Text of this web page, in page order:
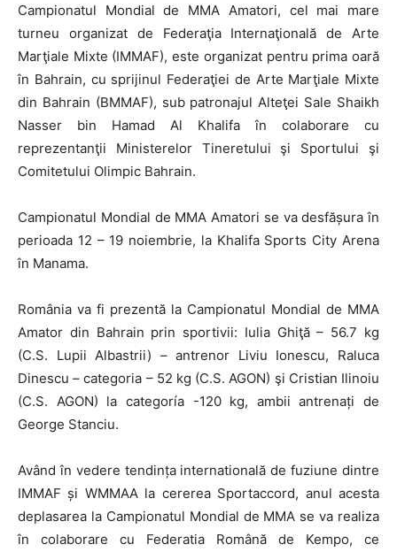
Campionatul Mondial de MMA Amatori, cel mai mare
turneu organizat de Federaţia Internaţională de Arte
Marţiale Mixte (IMMAF), este organizat pentru prima oară
în Bahrain, cu sprijinul Federaţiei de Arte Marţiale Mixte
din Bahrain (BMMAF), sub patronajul Alteţei Sale Shaikh
Nasser bin Hamad Al Khalifa în colaborare cu
reprezentanţii Ministerelor Tineretului şi Sportului şi
Comitetului Olimpic Bahrain.
Campionatul Mondial de MMA Amatori se va desfășura în
perioada 12 – 19 noiembrie, la Khalifa Sports City Arena
în Manama.
România va fi prezentă la Campionatul Mondial de MMA
Amator din Bahrain prin sportivii: Iulia Ghiţă – 56.7 kg
(C.S. Lupii Albastrii) – antrenor Liviu Ionescu, Raluca
Dinescu – categoria – 52 kg (C.S. AGON) şi Cristian Ilinoiu
(C.S. AGON) la categoría -120 kg, ambii antrenați de
George Stanciu.
Având în vedere tendința internatională de fuziune dintre
IMMAF și WMMAA la cererea Sportaccord, anul acesta
deplasarea la Campionatul Mondial de MMA se va realiza
în colaborare cu Federatia Română de Kempo, ce